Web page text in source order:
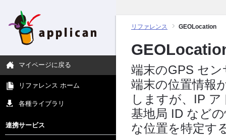
マイページに戻る
リファレンス ホーム
各種ライブラリ
連携サービス
リファレンス GEOLocation
端末のGPS セ
端末の位置情報
しますが、IP
基地局 ID など
な位置を特定す